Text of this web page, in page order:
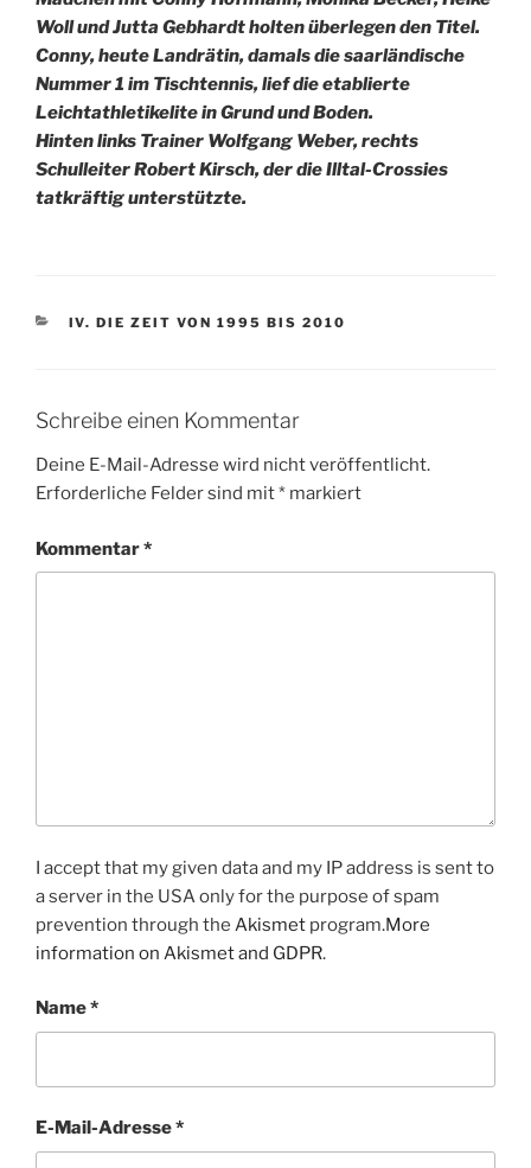
Woll und Jutta Gebhardt holten überlegen den Titel.
Conny, heute Landrätin, damals die saarländische
Nummer 1 im Tischtennis, lief die etablierte
Leichtathletikelite in Grund und Boden.
Hinten links Trainer Wolfgang Weber, rechts
Schulleiter Robert Kirsch, der die Illtal-Crossies
tatkräftig unterstützte.
KATEGORIEN
IV. DIE ZEIT VON 1995 BIS 2010
Schreibe einen Kommentar
Deine E-Mail-Adresse wird nicht veröffentlicht.
Erforderliche Felder sind mit* markiert
Kommentar*
I accept that my given data and my IP address is sent to
a server in the USA only for the purpose of spam
prevention through the Akismet program.More
information on Akismet and GDPR.
Name*
E-Mail-Adresse*